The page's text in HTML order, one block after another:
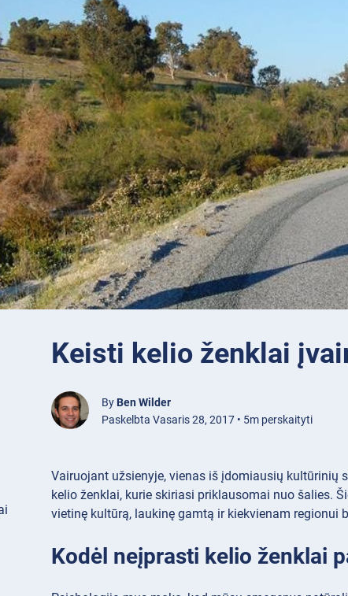
Keisti kelio ženklai
By Ben Wilder
Paskelbta Vasaris 28, 2017 • 5m perskaityti
Vairuojant užsienyje, vienas iš įdomiausių kultūrinių
kelio ženklai, kurie skiriasi priklausomai nuo šalies.
vietinę kultūrą, laukinę gamtą ir kiekvienam regionui
Kodėl neįprasti kelio ženklai